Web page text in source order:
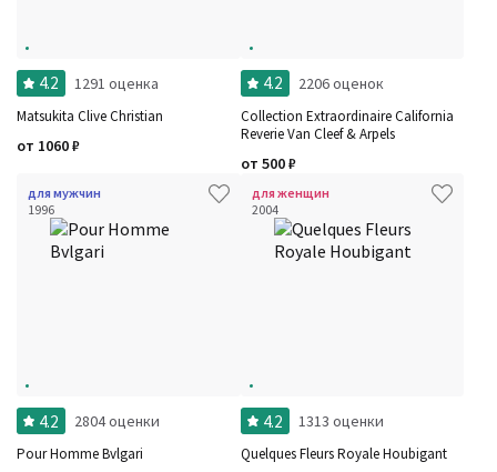
4.2 1291 оценка
Matsukita Clive Christian
от 1060₽
4.2 2206 оценок
Collection Extraordinaire California
Reverie Van Cleef & Arpels
от 500₽
для мужчин
1996
4.2 2804 оценки
Pour Homme Bvlgari
для женщин
2004
4.2 1313 оценки
Quelques Fleurs Royale Houbigant